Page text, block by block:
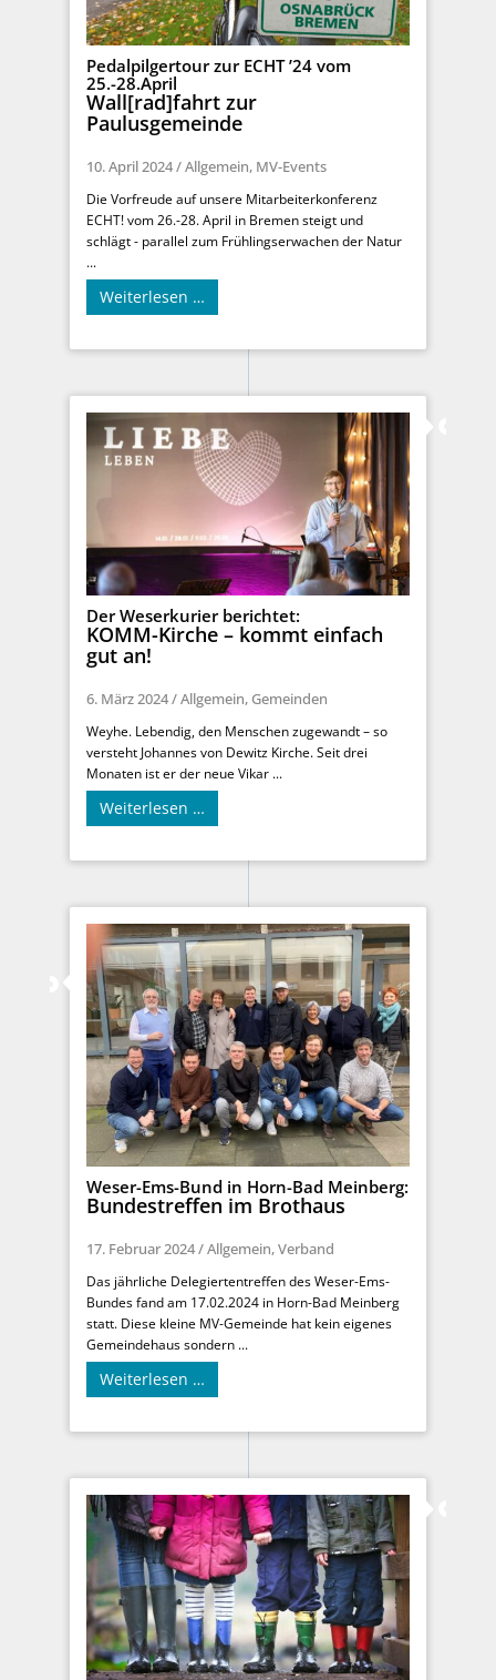
Pedalpilgertour zur ECHT ’24 vom
25.-28.April
Wall[rad]fahrt zur
Paulusgemeinde
10. April 2024/Allgemein, MV-Events
Die Vorfreude auf unsere Mitarbeiterkonferenz
ECHT! vom 26.-28. April in Bremen steigt und
schlägt - parallel zum Frühlingserwachen der Natur
...
Weiterlesen …
Der Weserkurier berichtet:
KOMM-Kirche – kommt einfach
gut an!
6. März 2024/Allgemein, Gemeinden
Weyhe. Lebendig, den Menschen zugewandt – so
versteht Johannes von Dewitz Kirche. Seit drei
Monaten ist er der neue Vikar ...
Weiterlesen …
Weser-Ems-Bund in Horn-Bad Meinberg:
Bundestreffen im Brothaus
17. Februar 2024/Allgemein,Verband
Das jährliche Delegiertentreffen des Weser-Ems-
Bundes fand am 17.02.2024 in Horn-Bad Meinberg
statt. Diese kleine MV-Gemeinde hat kein eigenes
Gemeindehaus sondern ...
Weiterlesen …